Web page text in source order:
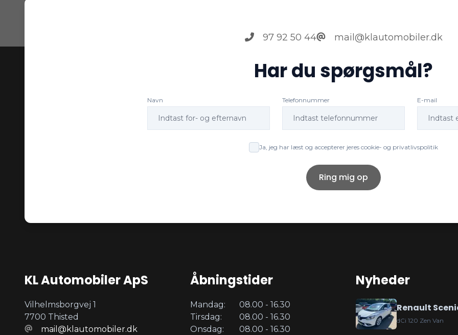
97 92 50 44 mail@klautomobiler.dk
Har du spørgsmål?
Navn Telefonnummer E-mail
Ja, jeg har læst og accepterer jeres cookie- og privatlivspolitik
Ring mig op
KL Automobiler ApS
Vilhelmsborgvej 1
7700 Thisted
mail@klautomobiler.dk
Åbningstider
Mandag:
08.00 - 16.30
Tirsdag:
08.00 - 16.30
Onsdag:
08.00 - 16.30
Nyheder
Renault
dCi 120 Zen Van